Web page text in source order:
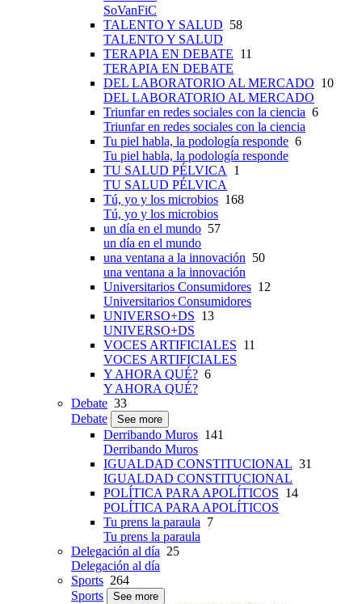
SoVanFiC
TALENTO Y SALUD 58
TALENTO Y SALUD
TERAPIA EN DEBATE 11
TERAPIA EN DEBATE
DEL LABORATORIO AL MERCADO 10
DEL LABORATORIO AL MERCADO
Triunfar en redes sociales con la ciencia 6
Triunfar en redes sociales con la ciencia
Tu piel habla, la podología responde 6
Tu piel habla, la podología responde
TU SALUD PÉLVICA
1
TU SALUD PÉLVICA
Tú, yo y los microbios 168
Tú, yo y los microbios
un día en el mundo 57
un día en el mundo
una ventana a la innovación 50
una ventana a la innovación
Universitarios Consumidores 12
Universitarios Consumidores
UNIVERSO+DS 13
UNIVERSO+DS
VOCES ARTIFICIALES 11
VOCES ARTIFICIALES
Y AHORA QUÉ? 6
Y AHORA QUÉ?
Debate 33
Debate
See more
Derribando Muros 141
Derribando Muros
IGUALDAD CONSTITUCIONAL 31
IGUALDAD CONSTITUCIONAL
POLÍTICA PARA APOLÍTICOS 14
POLÍTICA PARA APOLÍTICOS
Tu prens la paraula 7
Tu prens la paraula
Delegación al día 25
Delegación al día
Sports 264
Sports
See more